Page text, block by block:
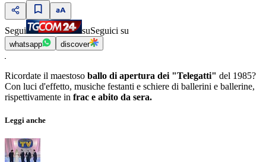
Segui suSeguici su
whatsapp discover
Ricordate il maestoso ballo di apertura dei "Telegatti" del 1985?
Con luci d'effetto, musiche festanti e schiere di ballerini e ballerine,
rispettivamente in frac e abito da sera.
Leggi anche